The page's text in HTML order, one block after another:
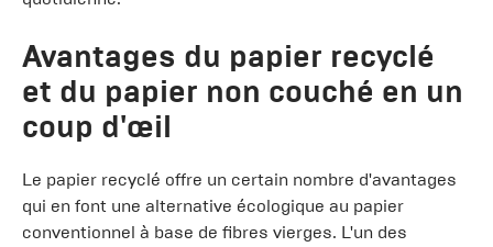
Avantages du papier recyclé
et du papier non couché en un
coup d'œil
Le papier recyclé offre un certain nombre d'avantages
qui en font une alternative écologique au papier
conventionnel à base de fibres vierges. L'un des